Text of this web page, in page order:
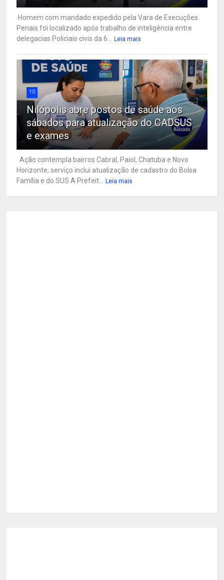
Homem com mandado expedido pela Vara de Execuções
Penais foi localizado após trabalho de inteligência entre
delegacias Policiais civis da 6...
Leia mais
10
Nilópolis abre postos de saúde aos
sábados para atualização do CADSUS
e exames
Ação contempla bairros Cabral, Paiol, Chatuba e Novo
Horizonte; serviço inclui atualização de cadastro do Bolsa
Família e do SUS A Prefeit...
Leia mais